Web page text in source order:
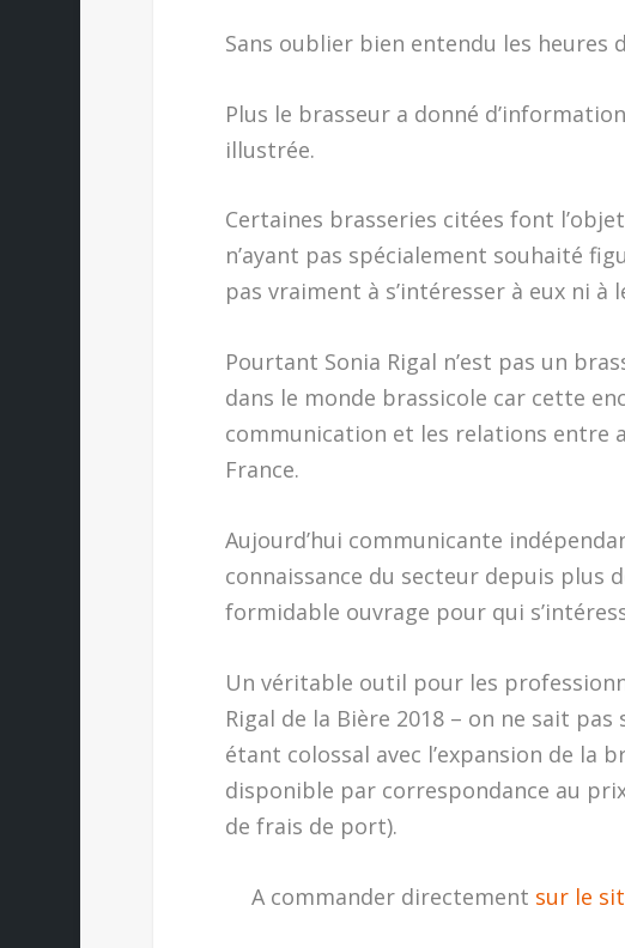
Sans oublier bien entendu les heures
Plus le brasseur a donné
illustrée.
Certaines brasseries citées font
n’ayant pas spécialement souhaité
pas vraiment à s’intéresser à eux ni
Pourtant Sonia Rigal n’est pas un
dans le monde brassicole car cette
communication et les relations entre
France.
Aujourd’hui communicante
connaissance du secteur depuis plus
formidable ouvrage pour qui
Un véritable outil pour les
Rigal de la Bière 2018 – on ne sait
étant colossal avec l’expansion de la
disponible par correspondance au
de frais de port).
A commander directement sur le